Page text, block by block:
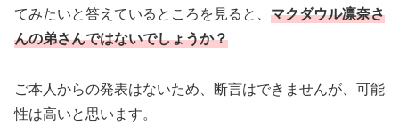
てみたいと答えているところを見ると、 マクダウル凛奈さ
んの弟さんではないでしょうか？
ご本人からの発表はないため、断言はできませんが、可能
性は高いと思います。